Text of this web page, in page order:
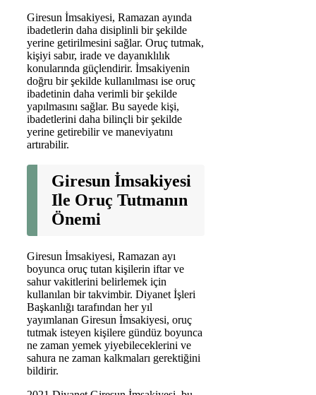
Giresun İmsakiyesi, Ramazan ayında
ibadetlerin daha disiplinli bir şekilde
yerine getirilmesini sağlar. Oruç tutmak,
kişiyi sabır, irade ve dayanıklılık
konularında güçlendirir. İmsakiyenin
doğru bir şekilde kullanılması ise oruç
ibadetinin daha verimli bir şekilde
yapılmasını sağlar. Bu sayede kişi,
ibadetlerini daha bilinçli bir şekilde
yerine getirebilir ve maneviyatını
artırabilir.
Giresun İmsakiyesi
Ile Oruç Tutmanın
Önemi
Giresun İmsakiyesi, Ramazan ayı
boyunca oruç tutan kişilerin iftar ve
sahur vakitlerini belirlemek için
kullanılan bir takvimbir. Diyanet İşleri
Başkanlığı tarafından her yıl
yayımlanan Giresun İmsakiyesi, oruç
tutmak isteyen kişilere gündüz boyunca
ne zaman yemek yiyebileceklerini ve
sahura ne zaman kalkmaları gerektiğini
bildirir.